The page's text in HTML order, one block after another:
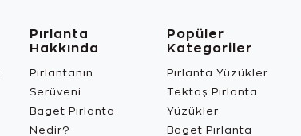
Pırlanta
Hakkında
Pırlantanın
Serüveni
Baget Pırlanta
Nedir?
Popüler
Kategoriler
Pırlanta Yüzükler
Tektaş Pırlanta
Yüzükler
Baget Pırlanta